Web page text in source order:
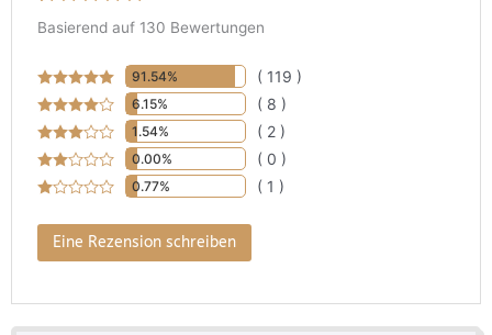
Bewertet mit 5
von 5,
5
Kundenbewertungen
Basierend auf 130 Bewertungen
91.54% ( 119 )
6.15% ( 8 )
1.54% ( 2 )
0.00% ( 0 )
0.77% ( 1 )
Eine Rezension schreiben